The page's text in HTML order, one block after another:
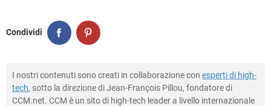
Condividi
I nostri contenuti sono creati in collaborazione con esperti di high-
tech, sotto la direzione di Jean-François Pillou, fondatore di
CCM.net. CCM è un sito di high-tech leader a livello internazionale